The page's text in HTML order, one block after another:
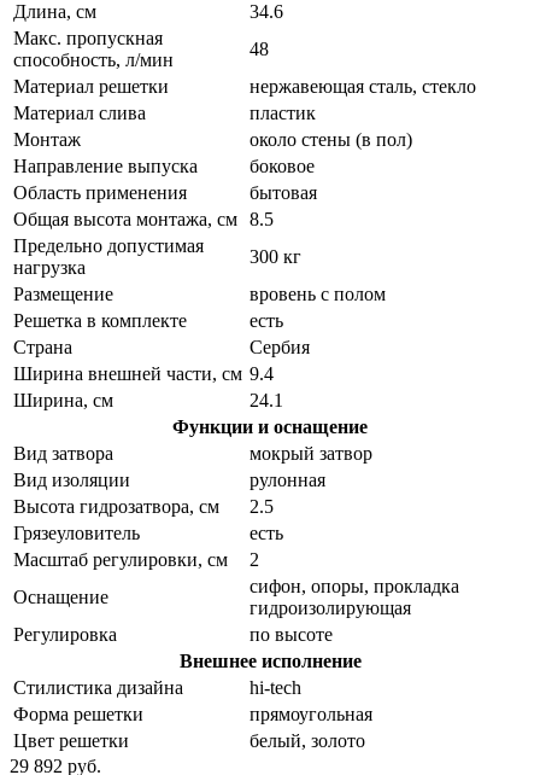
Длина, см
34.6
Макс. пропускная
способность, л/мин
48
Материал решетки
нержавеющая сталь, стекло
Материал слива
пластик
Монтаж
около стены (в пол)
Направление выпуска
боковое
Область применения
бытовая
Общая высота монтажа, см 8.5
Предельно допустимая
нагрузка
300 кг
Размещение
вровень с полом
Решетка в комплекте
есть
Страна
Сербия
Ширина внешней части, см 9.4
Ширина, см
24.1
Функции и оснащение
Вид затвора
мокрый затвор
Вид изоляции
рулонная
Высота гидрозатвора, см
2.5
Грязеуловитель
есть
Масштаб регулировки, см
2
Оснащение
сифон, опоры, прокладка
гидроизолирующая
Регулировка
по высоте
Внешнее исполнение
Стилистика дизайна
hi-tech
Форма решетки
прямоугольная
Цвет решетки
белый, золото
29 892 руб.